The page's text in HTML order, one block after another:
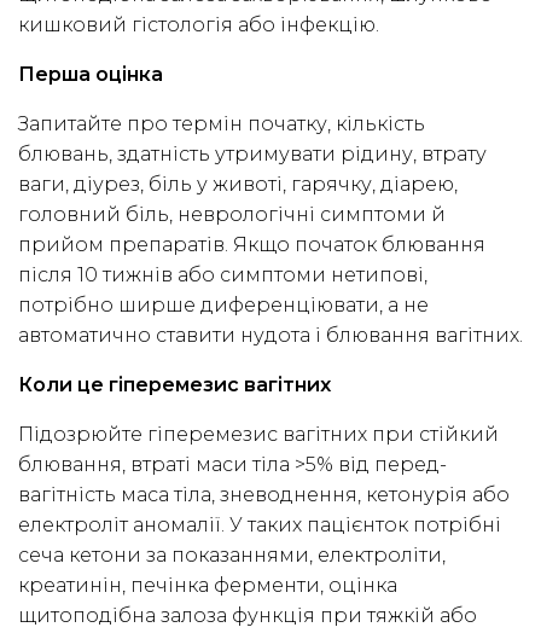
кишковий гістологія або інфекцію.
Перша оцінка
Запитайте про термін початку, кількість
блювань, здатність утримувати рідину, втрату
ваги, діурез, біль у животі, гарячку, діарею,
головний біль, неврологічні симптоми й
прийом препаратів. Якщо початок блювання
після 10 тижнів або симптоми нетипові,
потрібно ширше диференціювати, а не
автоматично ставити нудота і блювання вагітних.
Коли це гіперемезис вагітних
Підозрюйте гіперемезис вагітних при стійкий
блювання, втраті маси тіла >5% від перед-
вагітність маса тіла, зневоднення, кетонурія або
електроліт аномалії. У таких пацієнток потрібні
сеча кетони за показаннями, електроліти,
креатинін, печінка ферменти, оцінка
щитоподібна залоза функція при тяжкій або